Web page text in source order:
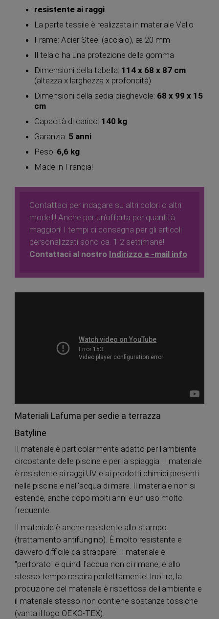
resistente ai raggi
La parte tessile è realizzata in materiale Velio
Frame: Acier Steel (acciaio), æ 20 mm
Il telaio ha una protezione della gomma
Dimensioni della tabella: 114 x 68 x 87 cm
(altezza x larghezza x profondità)
Dimensioni della sedia pieghevole: 68 x 99 x 15
cm
Capacità di carico: 140 kg
Garanzia: 5 anni
Peso: 6,6 kg
Made in Francia!
Contattaci per indagare su altri colori o altri
modelli! Anche per un'offerta per quantità
maggiori! I tempi di consegna per gli articoli
personalizzati sono ca. 1-2 settimane!
Contattaci al nostro Indirizzo e -mail info
Materiali Lafuma per sedie a terrazza
Batyline
Il materiale è particolarmente adatto per l'ambiente
circostante delle piscine e per la spiaggia. Il materiale
è resistente ai raggi UV e ai prodotti chimici presenti
nelle piscine e nell'acqua di mare. Il materiale non si
estende, anche dopo molti anni e un uso molto
frequente.
Il materiale è anche resistente allo stampo
(trattamento antifungino). È molto resistente e
davvero difficile da strappare. Il materiale è
"perforato" e quindi l'acqua non ci rimane, e allo
stesso tempo respira perfettamente! Inoltre, la
produzione del materiale è rispettosa dell'ambiente e
il materiale stesso non contiene sostanze tossiche
(vanta il logo OEKO-TEX).